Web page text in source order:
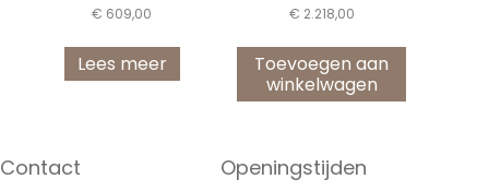
€ 609,00
Lees meer
€ 2.218,00
Toevoegen aan
winkelwagen
Contact Openingstijden